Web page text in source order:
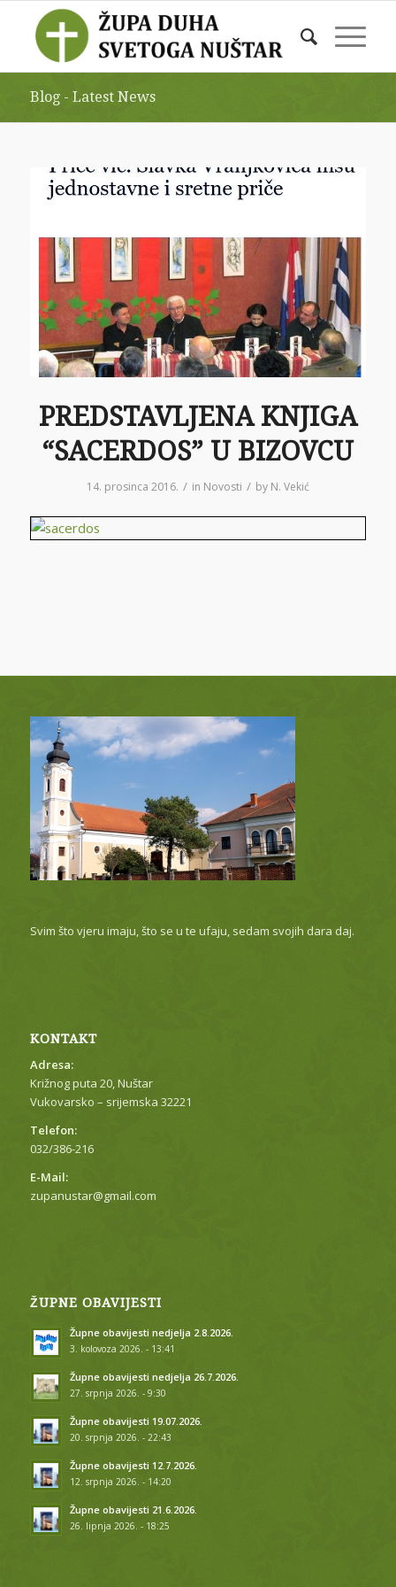
Blog - Latest News
PREDSTAVLJENA KNJIGA
“SACERDOS” U BIZOVCU
14. prosinca 2016. / in Novosti / by N. Vekić
Svim što vjeru imaju, što se u te ufaju, sedam svojih dara daj.
KONTAKT
Adresa:
Križnog puta 20, Nuštar
Vukovarsko – srijemska 32221
Telefon:
032/386-216
E-Mail:
zupanustar@gmail.com
ŽUPNE OBAVIJESTI
Župne obavijesti nedjelja 2.8.2026.
3. kolovoza 2026. - 13:41
Župne obavijesti nedjelja 26.7.2026.
27. srpnja 2026. - 9:30
Župne obavijesti 19.07.2026.
20. srpnja 2026. - 22:43
Župne obavijesti 12.7.2026.
12. srpnja 2026. - 14:20
Župne obavijesti 21.6.2026.
26. lipnja 2026. - 18:25